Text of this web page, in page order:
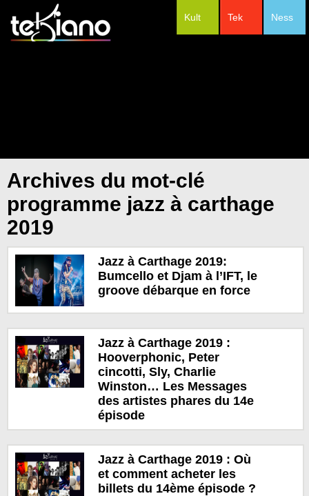
Ness
Tek
Kult
Archives du mot-clé
programme jazz à carthage
2019
Jazz à Carthage 2019:
Bumcello et Djam à l’IFT, le
groove débarque en force
Jazz à Carthage 2019 :
Hooverphonic, Peter
cincotti, Sly, Charlie
Winston… Les Messages
des artistes phares du 14e
épisode
Jazz à Carthage 2019 : Où
et comment acheter les
billets du 14ème épisode ?